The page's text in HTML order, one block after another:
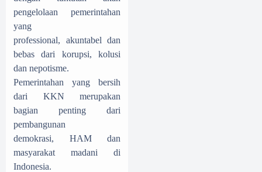
pengelolaan pemerintahan
yang
professional, akuntabel dan
bebas dari korupsi, kolusi
dan nepotisme.
Pemerintahan yang bersih
dari KKN merupakan
bagian penting dari
pembangunan
demokrasi, HAM dan
masyarakat madani di
Indonesia.